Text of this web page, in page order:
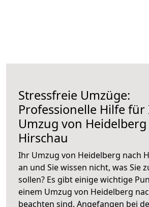
Stressfreie Umzüge:
Professionelle Hilfe
Umzug von
Hirschau
Ihr Umzug von Heidelberg nach
an und Sie wissen nicht, was Sie
sollen? Es gibt einige wichtige
einem Umzug von Heidelberg
beachten sind. Angefangen bei